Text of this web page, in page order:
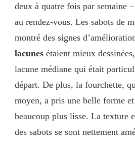
deux à quatre fois par semaine
au rendez-vous. Les sabots de
montré des signes
lacunes étaient mieux
lacune médiane qui était
départ. De plus, la fourchette,
moyen, a pris une belle forme
beaucoup plus lisse. La texture
des sabots se sont nettement